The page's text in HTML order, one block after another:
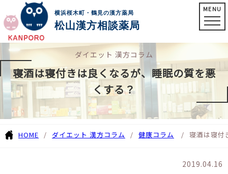
横浜桜木町・鶴見の漢方薬局
松山漢方相談薬局
MENU
ダイエット 漢方コラム
寝酒は寝付きは良くなるが、睡眠の質を悪
くする？
HOME ダイエット 漢方コラム 健康コラム 寝酒は寝付
2019.04.16